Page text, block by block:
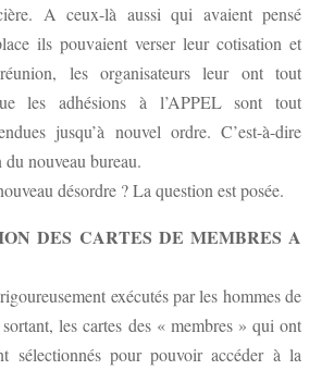
A ceux-là aussi qui avaient pensé
ils pouvaient verser leur cotisation et
les organisateurs leur ont tout
les adhésions à l’APPEL sont tout
jusqu’à nouvel ordre. C’est-à-dire
nouveau bureau.
désordre ? La question est posée.
DES CARTES DE MEMBRES A
exécutés par les hommes de
les cartes des « membres » qui ont
sélectionnés pour pouvoir accéder à la